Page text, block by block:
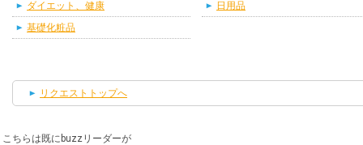
ダイエット、健康
基礎化粧品
日用品
リクエストトップへ
こちらは既にbuzzリーダーが